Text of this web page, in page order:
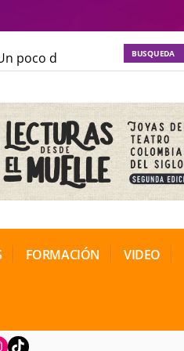
poco de locura para la cordura
de Teatro Rosa
FORMACIÓN VIDEO
TikTok